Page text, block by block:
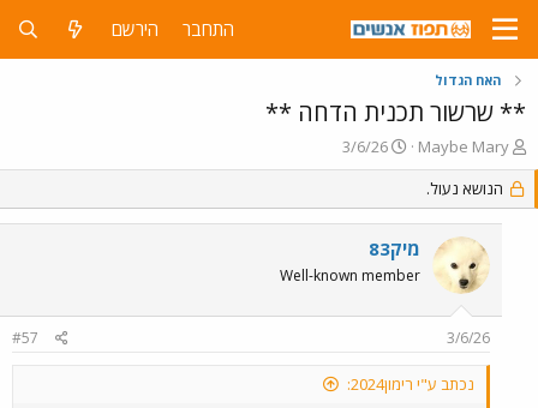
התחבר הירשם
האח הגדול
** שרשור תכנית הדחה **
פ
ו
ת
ח
א
Maybe Mary
פ
ו
ס
ב
ת
ר
3/6/26
הנושא נעול.
מיק83
Well-known member
3/6/26
#57
נכתב ע"י רימון2024: